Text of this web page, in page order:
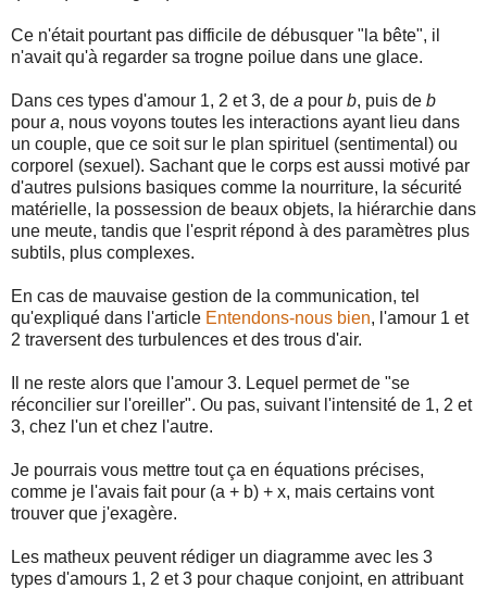
Ce n'était pourtant pas difficile de débusquer "la bête", il
n'avait qu'à regarder sa trogne poilue dans une glace.
Dans ces types d'amour 1, 2 et 3, de a pour b, puis de b
pour a, nous voyons toutes les interactions ayant lieu dans
un couple, que ce soit sur le plan spirituel (sentimental) ou
corporel (sexuel). Sachant que le corps est aussi motivé par
d'autres pulsions basiques comme la nourriture, la sécurité
matérielle, la possession de beaux objets, la hiérarchie dans
une meute, tandis que l'esprit répond à des paramètres plus
subtils, plus complexes.
En cas de mauvaise gestion de la communication, tel
qu'expliqué dans l'article Entendons-nous bien, l'amour 1 et
2 traversent des turbulences et des trous d'air.
Il ne reste alors que l'amour 3. Lequel permet de "se
réconcilier sur l'oreiller". Ou pas, suivant l'intensité de 1, 2 et
3, chez l'un et chez l'autre.
Je pourrais vous mettre tout ça en équations précises,
comme je l'avais fait pour (a + b) + x, mais certains vont
trouver que j'exagère.
Les matheux peuvent rédiger un diagramme avec les 3
types d'amours 1, 2 et 3 pour chaque conjoint, en attribuant